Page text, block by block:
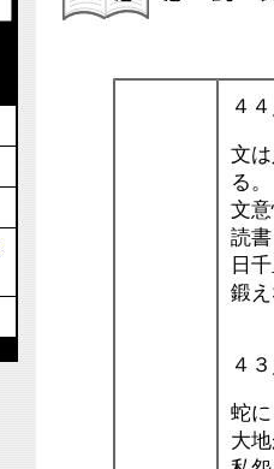
４
文
る。
文
読
日
鍛
４
蛇
大